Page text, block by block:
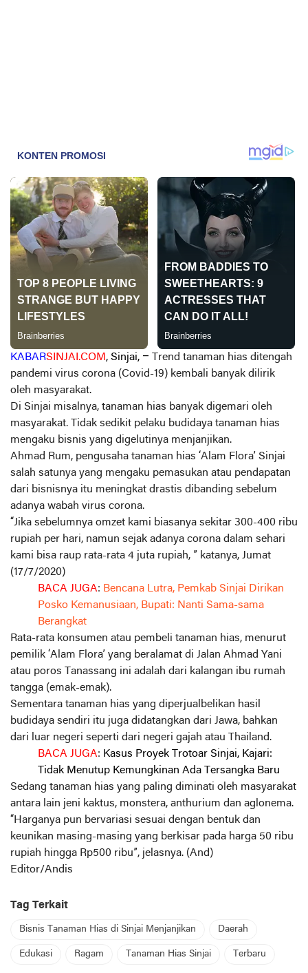
KABARSINJAI.COM , Sinjai, –
Trend tanaman hias ditengah
pandemi virus corona (Covid-19) kembali banyak dilirik
oleh masyarakat.
Di Sinjai misalnya, tanaman hias banyak digemari oleh
masyarakat. Tidak sedikit pelaku budidaya tanaman hias
mengaku bisnis yang digelutinya menjanjikan.
Ahmad Rum, pengusaha tanaman hias ‘Alam Flora’ Sinjai
salah satunya yang mengaku pemasukan atau pendapatan
dari bisnisnya itu meningkat drastis dibanding sebelum
adanya wabah virus corona.
“Jika sebelumnya omzet kami biasanya sekitar 300-400 ribu
rupiah per hari, namun sejak adanya corona dalam sehari
kami bisa raup rata-rata 4 juta rupiah, ” katanya, Jumat
(17/7/2020)
BACA JUGA: Bencana Lutra, Pemkab Sinjai Dirikan
Posko Kemanusiaan, Bupati: Nanti Sama-sama
Berangkat
Rata-rata konsumen atau pembeli tanaman hias, menurut
pemilik ‘Alam Flora’ yang beralamat di Jalan Ahmad Yani
atau poros Tanassang ini adalah dari kalangan ibu rumah
tangga (emak-emak).
Sementara tanaman hias yang diperjualbelikan hasil
budidaya sendiri itu juga didatangkan dari Jawa, bahkan
dari luar negeri seperti dari negeri gajah atau Thailand.
BACA JUGA: Kasus Proyek Trotoar Sinjai, Kajari:
Tidak Menutup Kemungkinan Ada Tersangka Baru
Sedang tanaman hias yang paling diminati oleh masyarakat
antara lain jeni kaktus, monstera, anthurium dan aglonema.
“Harganya pun bervariasi sesuai dengan bentuk dan
keunikan masing-masing yang berkisar pada harga 50 ribu
rupiah hingga Rp500 ribu”, jelasnya. (And)
Editor/Andis
Tag Terkait
Bisnis Tanaman Hias di Sinjai Menjanjikan Daerah
Edukasi Ragam Tanaman Hias Sinjai Terbaru